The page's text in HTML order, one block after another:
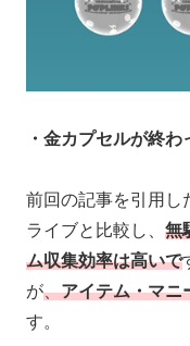
・金カプセルが終
前回の記事を引用し
ライブと比較し、 無
ム収集効率は高いで
が、アイテム・マニ
す。